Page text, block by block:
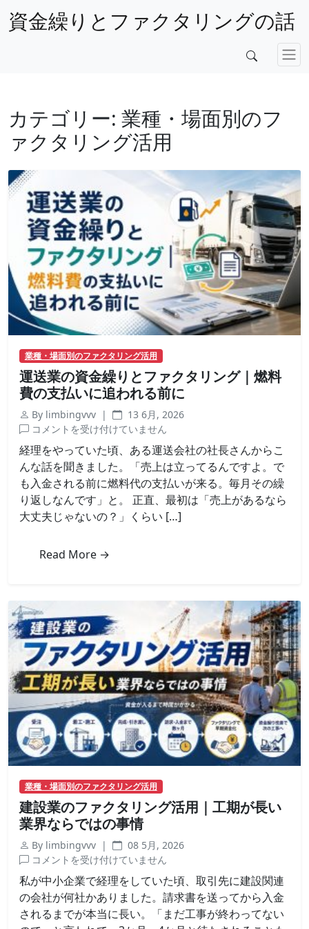
資金繰りとファクタリングの話
カテゴリー: 業種・場面別のフ
ァクタリング活用
業種・場面別のファクタリング活用
運送業の資金繰りとファクタリング｜燃料
費の支払いに追われる前に
By limbingvvv |
13 6月, 2026
運
送
業
の
資
金
繰
フ
タ
リ
ン
グ
｜
燃
料
費
の
支
払
い
に
追
わ
れ
る
前
に
は
コメントを受け付けていません
経理をやっていた頃、ある運送会社の社長さんからこ
んな話を聞きました。「売上は立ってるんですよ。で
も入金される前に燃料代の支払いが来る。毎月その繰
り返しなんです」と。 正直、最初は「売上があるなら
大丈夫じゃないの？」くらい […]
Read More →
業種・場面別のファクタリング活用
建設業のファクタリング活用｜工期が長い
業界ならではの事情
By limbingvvv |
08 5月, 2026
建
設
業
の
フ
コメントを受け付けていません
私が中小企業で経理をしていた頃、取引先に建設関連
の会社が何社かありました。請求書を送ってから入金
されるまでが本当に長い。「まだ工事が終わってない